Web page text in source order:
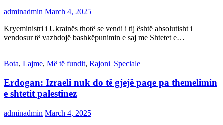
adminadmin March 4, 2025
Kryeministri i Ukrainës thotë se vendi i tij është absolutisht i
vendosur të vazhdojë bashkëpunimin e saj me Shtetet e…
Bota, Lajme, Më të fundit, Rajoni, Speciale
Erdogan: Izraeli nuk do të gjejë paqe pa themelimin
e shtetit palestinez
adminadmin March 4, 2025